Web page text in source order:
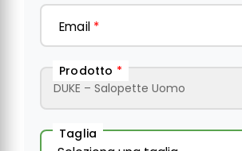
Email *
Prodotto *
Taglia